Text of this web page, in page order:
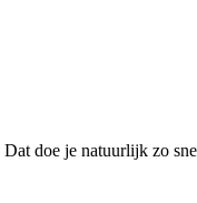
doe je natuurlijk zo